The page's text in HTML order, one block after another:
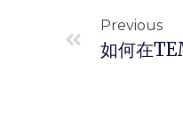
Previous
如何在